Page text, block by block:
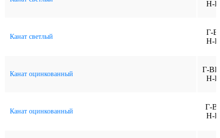
Н-
Канат светлый
Г-
Н-
Канат оцинкованный
Г-
Н-
Канат оцинкованный
Г-
Н-